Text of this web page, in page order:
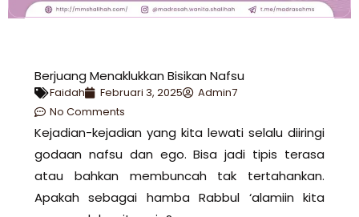
Berjuang Menaklukkan Bisikan Nafsu
Faidah Februari 3, 2025
Admin7
No Comments
Kejadian-kejadian yang kita lewati selalu diiringi
godaan nafsu dan ego. Bisa jadi tipis terasa
atau bahkan membuncah tak tertahankan.
Apakah sebagai hamba Rabbul ‘alamiin kita